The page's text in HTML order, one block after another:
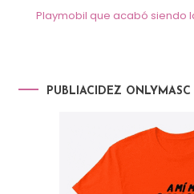
Playmobil que acabó siendo
PUBLIACIDEZ ONLYMASC